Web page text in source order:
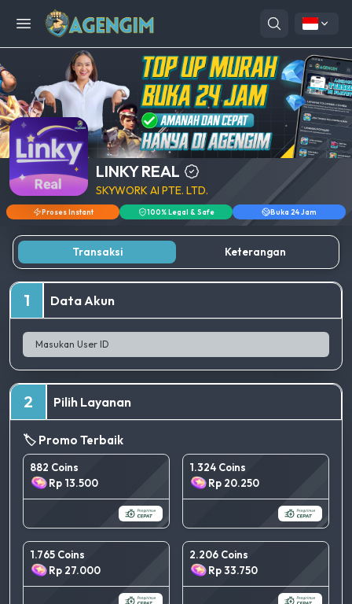
Open menu
LINKY REAL
SKYWORK AI PTE. LTD.
Proses Instant 100% Legal & Safe Buka 24 Jam
Transaksi Keterangan
1 Data Akun
2 Pilih Layanan
🏷️ Promo Terbaik
882 Coins
Rp 13.500
1.324 Coins
Rp 20.250
1.765 Coins
Rp 27.000
2.206 Coins
Rp 33.750